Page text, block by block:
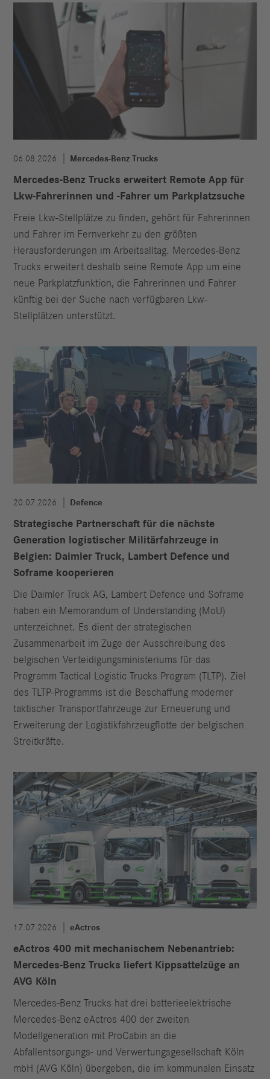
06.08.2026 Mercedes-Benz Trucks
Mercedes-Benz Trucks erweitert Remote App für
Lkw-Fahrerinnen und -Fahrer um Parkplatzsuche
Freie Lkw-Stellplätze zu finden, gehört für Fahrerinnen
und Fahrer im Fernverkehr zu den größten
Herausforderungen im Arbeitsalltag. Mercedes-Benz
Trucks erweitert deshalb seine Remote App um eine
neue Parkplatzfunktion, die Fahrerinnen und Fahrer
künftig bei der Suche nach verfügbaren Lkw-
Stellplätzen unterstützt.
20.07.2026 Defence
Strategische Partnerschaft für die nächste
Generation logistischer Militärfahrzeuge in
Belgien: Daimler Truck, Lambert Defence und
Soframe kooperieren
Die Daimler Truck AG, Lambert Defence und Soframe
haben ein Memorandum of Understanding (MoU)
unterzeichnet. Es dient der strategischen
Zusammenarbeit im Zuge der Ausschreibung des
belgischen Verteidigungsministeriums für das
Programm Tactical Logistic Trucks Program (TLTP). Ziel
des TLTP-Programms ist die Beschaffung moderner
taktischer Transportfahrzeuge zur Erneuerung und
Erweiterung der Logistikfahrzeugflotte der belgischen
Streitkräfte.
17.07.2026 eActros
eActros 400 mit mechanischem Nebenantrieb:
Mercedes-Benz Trucks liefert Kippsattelzüge an
AVG Köln
Mercedes-Benz Trucks hat drei batterieelektrische
Mercedes-Benz eActros 400 der zweiten
Modellgeneration mit ProCabin an die
Abfallentsorgungs- und Verwertungsgesellschaft Köln
mbH (AVG Köln) übergeben, die im kommunalen Einsatz